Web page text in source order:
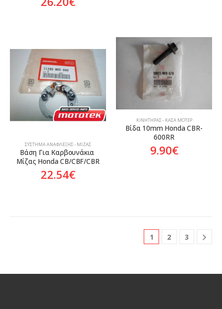
ΣΎΣΤΗΜΑ ΑΝΆΦΛΕΞΗΣ - ΜΊΖΑΣ
Βάση Για Καρβουνάκια
Μίζας Honda CB/CBF/CBR
22.54€
ΚΙΝΗΤΉΡΑΣ - ΚΆΣΑ ΜΟΤΈΡ
Βίδα 10mm Honda CBR-
600RR
9.90€
1 2 3